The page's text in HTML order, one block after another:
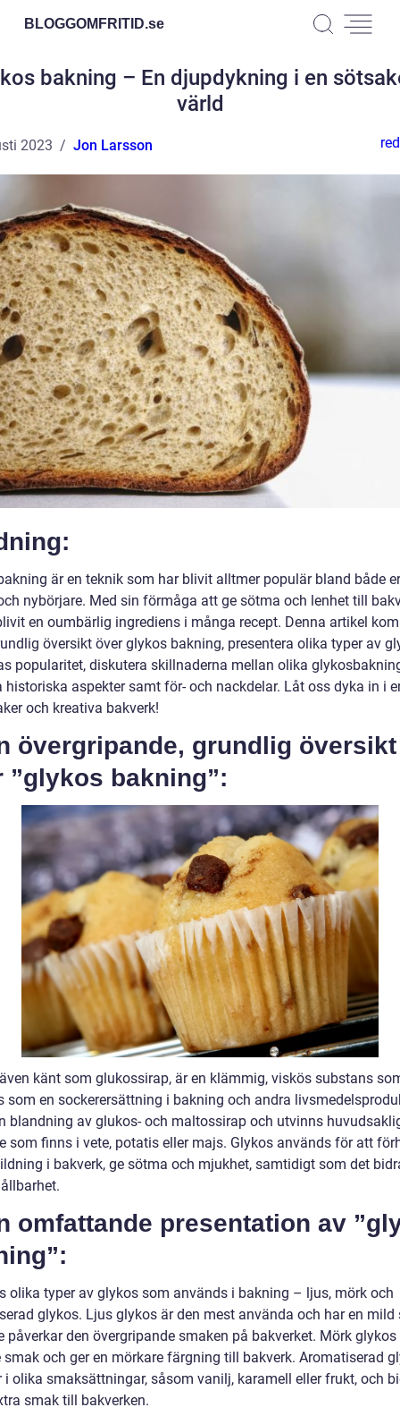
BLOGGOMFRITID.se
bakning – En djupdykning i en
värld
2023 Jon Larsson
är en teknik som har blivit alltmer populär bland både
nybörjare. Med sin förmåga att ge sötma och lenhet till
en oumbärlig ingrediens i många recept. Denna artikel
översikt över glykos bakning, presentera olika typer av
popularitet, diskutera skillnaderna mellan olika
historiska aspekter samt för- och nackdelar. Låt oss dyka in i
och kreativa bakverk!
övergripande, grundlig översikt
”glykos bakning”:
känt som glukossirap, är en klämmig, viskös substans
som en sockerersättning i bakning och andra
blandning av glukos- och maltossirap och utvinns
som finns i vete, potatis eller majs. Glykos används för att
i bakverk, ge sötma och mjukhet, samtidigt som det
omfattande presentation av
olika typer av glykos som används i bakning – ljus, mörk och
glykos. Ljus glykos är den mest använda och har en mild
påverkar den övergripande smaken på bakverket. Mörk glykos
smak och ger en mörkare färgning till bakverk. Aromatiserad
i olika smaksättningar, såsom vanilj, karamell eller frukt, och
smak till bakverken.